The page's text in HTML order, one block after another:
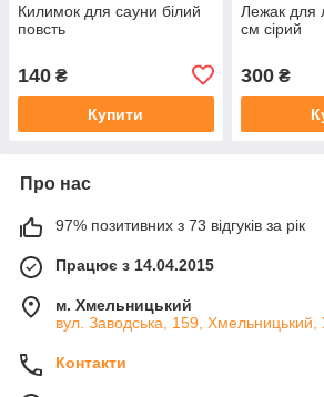
Килимок для сауни білий
повсть
140 ₴
Купити
Лежак для
см сірий
300₴
Про нас
97% позитивних з 73 відгуків за рік
Працює з 14.04.2015
м. Хмельницький
вул. Заводська, 159, Хмельницький,
Контакти